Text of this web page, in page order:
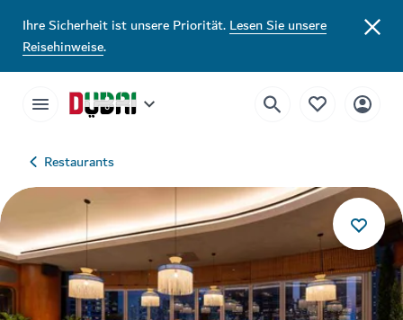
Ihre Sicherheit ist unsere Priorität.Lesen Sie unsere
Reisehinweise.
Restaurants